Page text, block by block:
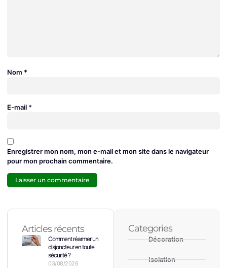
Nom *
E-mail *
Enregistrer mon nom, mon e-mail et mon site dans le navigateur
pour mon prochain commentaire.
Articles récents
Comment réarmer un
disjoncteur en toute
sécurité ?
03/08/2026
Categories
Décoration
Isolation